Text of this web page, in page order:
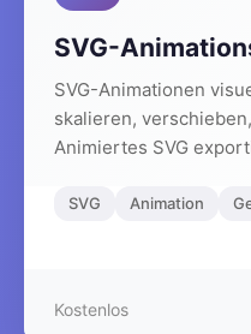
SVG-
SVG-Animationen
skalieren,
Animiertes SVG
SVG Animation
Kostenlos